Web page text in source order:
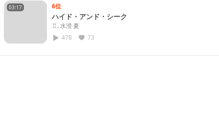
03:17 6位
ハイド・アンド・シーク
♖. 水澄 夏
478
73